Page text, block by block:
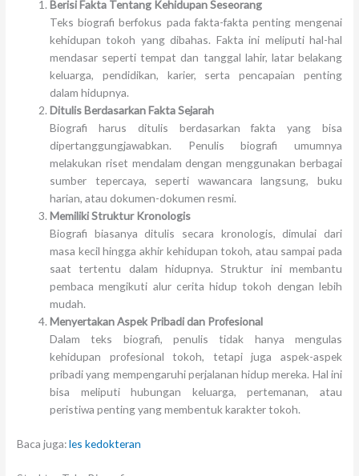
Berisi Fakta Tentang Kehidupan Seseorang
Teks biografi berfokus pada fakta-fakta penting mengenai
kehidupan tokoh yang dibahas. Fakta ini meliputi hal-hal
mendasar seperti tempat dan tanggal lahir, latar belakang
keluarga, pendidikan, karier, serta pencapaian penting
dalam hidupnya.
Ditulis Berdasarkan Fakta Sejarah
Biografi harus ditulis berdasarkan fakta yang bisa
dipertanggungjawabkan. Penulis biografi umumnya
melakukan riset mendalam dengan menggunakan berbagai
sumber tepercaya, seperti wawancara langsung, buku
harian, atau dokumen-dokumen resmi.
Memiliki Struktur Kronologis
Biografi biasanya ditulis secara kronologis, dimulai dari
masa kecil hingga akhir kehidupan tokoh, atau sampai pada
saat tertentu dalam hidupnya. Struktur ini membantu
pembaca mengikuti alur cerita hidup tokoh dengan lebih
mudah.
Menyertakan Aspek Pribadi dan Profesional
Dalam teks biografi, penulis tidak hanya mengulas
kehidupan profesional tokoh, tetapi juga aspek-aspek
pribadi yang mempengaruhi perjalanan hidup mereka. Hal ini
bisa meliputi hubungan keluarga, pertemanan, atau
peristiwa penting yang membentuk karakter tokoh.
Baca juga:les kedokteran